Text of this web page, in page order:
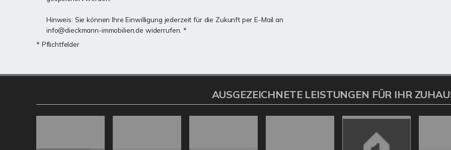
Hinweis: Sie können Ihre Einwilligung jederzeit für die Zukunft per E-Mail an
info@dieckmann-immobilien.de widerrufen. *
* Pflichtfelder
AUSGEZEICHNETE LEISTUNGEN FÜR IHR